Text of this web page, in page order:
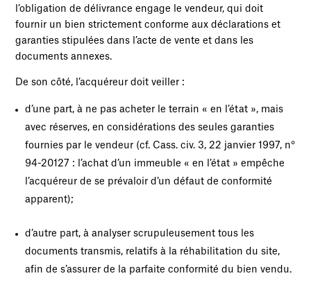
l’obligation de délivrance engage le vendeur, qui doit
fournir un bien strictement conforme aux déclarations et
garanties stipulées dans l’acte de vente et dans les
documents annexes.
De son côté, l’acquéreur doit veiller :
d’une part, à ne pas acheter le terrain « en l’état », mais
avec réserves, en considérations des seules garanties
fournies par le vendeur (cf. Cass. civ. 3, 22 janvier 1997, n°
94-20127 : l’achat d’un immeuble « en l’état » empêche
l’acquéreur de se prévaloir d’un défaut de conformité
apparent);
d’autre part, à analyser scrupuleusement tous les
documents transmis, relatifs à la réhabilitation du site,
afin de s’assurer de la parfaite conformité du bien vendu.